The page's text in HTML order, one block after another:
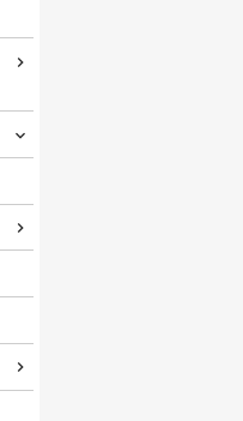



